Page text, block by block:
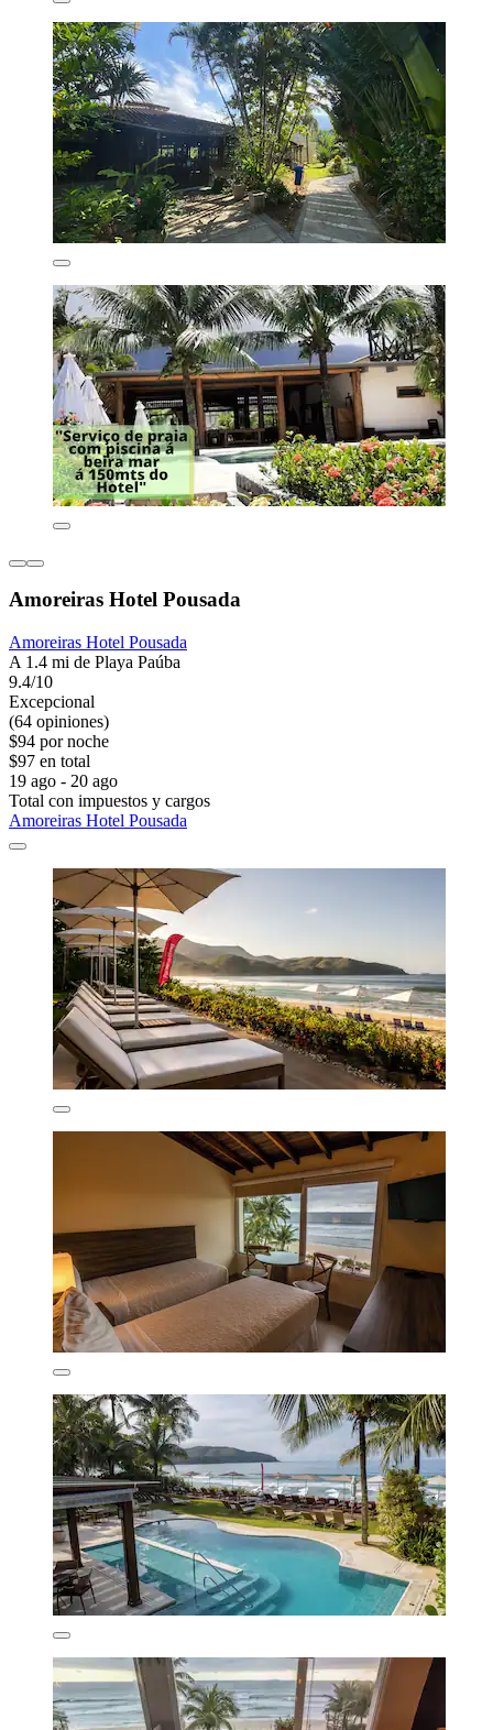
Amoreiras Hotel Pousada
Amoreiras Hotel Pousada
A 1.4 mi de Playa Paúba
9.4/10
Excepcional
(64 opiniones)
$94 por noche
$97 en total
19 ago - 20 ago
Total con impuestos y cargos
Amoreiras Hotel Pousada